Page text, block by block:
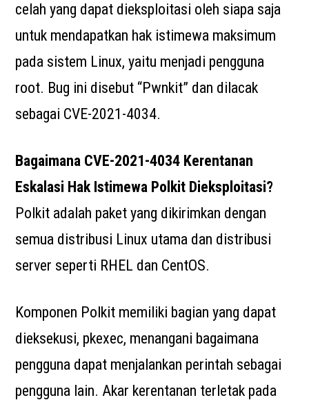
celah yang dapat dieksploitasi oleh siapa saja
untuk mendapatkan hak istimewa maksimum
pada sistem Linux, yaitu menjadi pengguna
root. Bug ini disebut “Pwnkit” dan dilacak
sebagai CVE-2021-4034.
Bagaimana CVE-2021-4034 Kerentanan
Eskalasi Hak Istimewa Polkit Dieksploitasi?
Polkit adalah paket yang dikirimkan dengan
semua distribusi Linux utama dan distribusi
server seperti RHEL dan CentOS.
Komponen Polkit memiliki bagian yang dapat
dieksekusi, pkexec, menangani bagaimana
pengguna dapat menjalankan perintah sebagai
pengguna lain. Akar kerentanan terletak pada